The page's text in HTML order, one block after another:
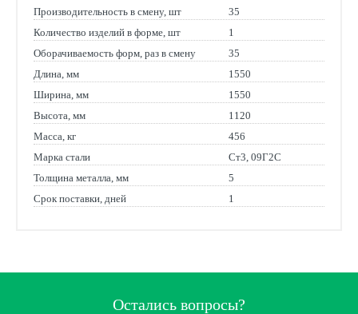
Производительность в смену, шт
35
Количество изделий в форме, шт
1
Оборачиваемость форм, раз в смену
35
Длина, мм
1550
Ширина, мм
1550
Высота, мм
1120
Масса, кг
456
Марка стали
Ст3, 09Г2С
Толщина металла, мм
5
Срок поставки, дней
1
Остались вопросы?